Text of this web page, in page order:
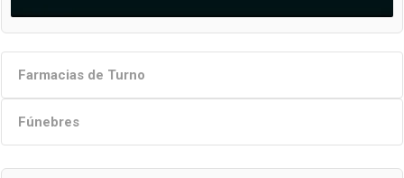
Farmacias de Turno
Fúnebres